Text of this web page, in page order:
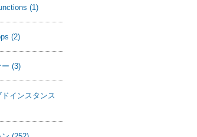
(1)
(2)
ー (3)
ドインスタンス